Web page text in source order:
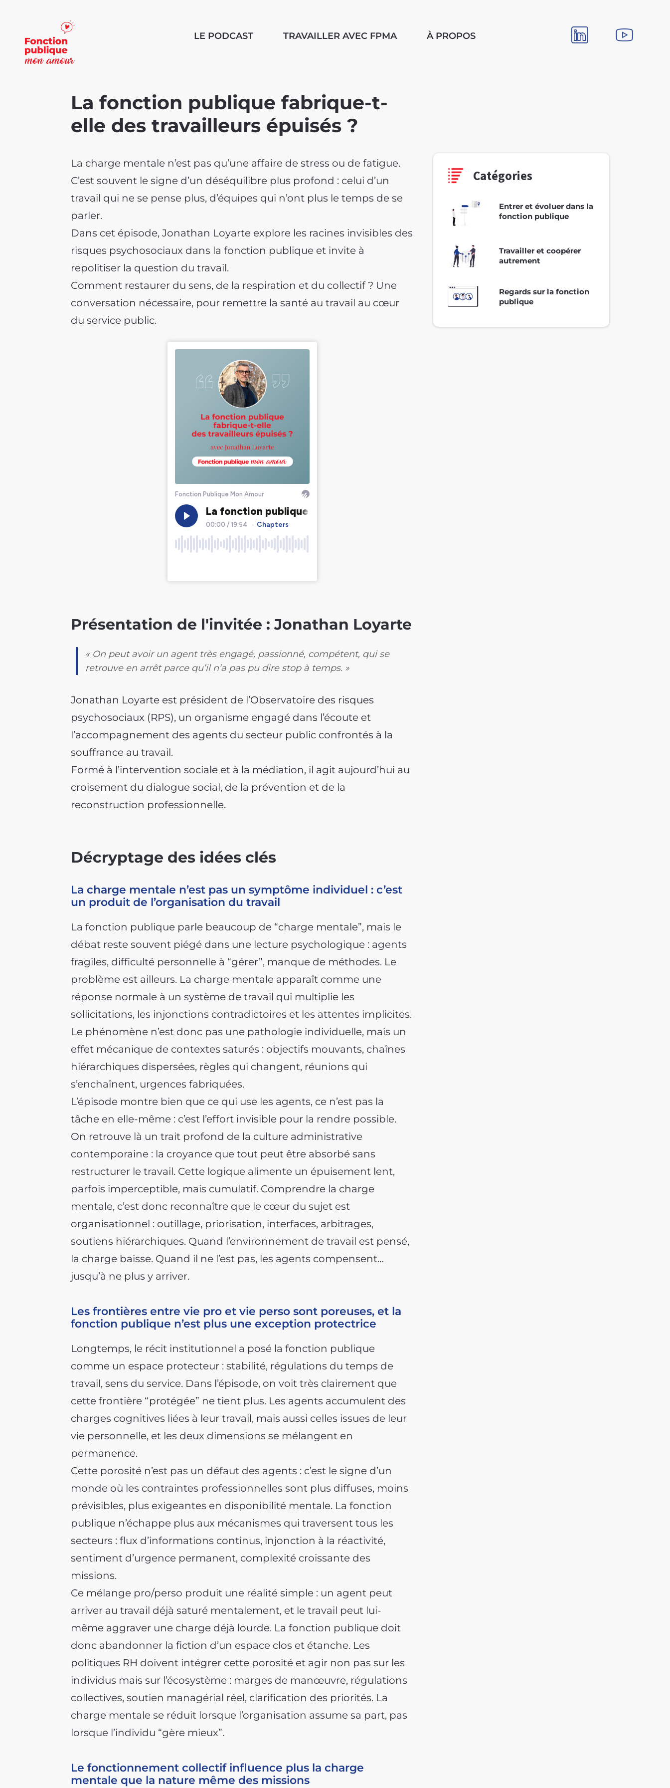
LE PODCAST TRAVAILLER AVEC FPMA À PROPOS
La fonction publique fabrique-t-
elle des travailleurs épuisés ?
La charge mentale n’est pas qu’une affaire de stress ou de fatigue.
C’est souvent le signe d’un déséquilibre plus profond : celui d’un
travail qui ne se pense plus, d’équipes qui n’ont plus le temps de se
parler.
Dans cet épisode, Jonathan Loyarte explore les racines invisibles des
risques psychosociaux dans la fonction publique et invite à
repolitiser la question du travail.
Comment restaurer du sens, de la respiration et du collectif ? Une
conversation nécessaire, pour remettre la santé au travail au cœur
du service public.
Présentation de l'invitée : Jonathan Loyarte
« On peut avoir un agent très engagé, passionné, compétent, qui se
retrouve en arrêt parce qu’il n’a pas pu dire stop à temps. »
Jonathan Loyarte est président de l’Observatoire des risques
psychosociaux (RPS), un organisme engagé dans l’écoute et
l’accompagnement des agents du secteur public confrontés à la
souffrance au travail.
Formé à l’intervention sociale et à la médiation, il agit aujourd’hui au
croisement du dialogue social, de la prévention et de la
reconstruction professionnelle.
Décryptage des idées clés
La charge mentale n’est pas un symptôme individuel : c’est
un produit de l’organisation du travail
La fonction publique parle beaucoup de “charge mentale”, mais le
débat reste souvent piégé dans une lecture psychologique : agents
fragiles, difficulté personnelle à “gérer”, manque de méthodes. Le
problème est ailleurs. La charge mentale apparaît comme une
réponse normale à un système de travail qui multiplie les
sollicitations, les injonctions contradictoires et les attentes implicites.
Le phénomène n’est donc pas une pathologie individuelle, mais un
effet mécanique de contextes saturés : objectifs mouvants, chaînes
hiérarchiques dispersées, règles qui changent, réunions qui
s’enchaînent, urgences fabriquées.
L’épisode montre bien que ce qui use les agents, ce n’est pas la
tâche en elle-même : c’est l’effort invisible pour la rendre possible.
On retrouve là un trait profond de la culture administrative
contemporaine : la croyance que tout peut être absorbé sans
restructurer le travail. Cette logique alimente un épuisement lent,
parfois imperceptible, mais cumulatif. Comprendre la charge
mentale, c’est donc reconnaître que le cœur du sujet est
organisationnel : outillage, priorisation, interfaces, arbitrages,
soutiens hiérarchiques. Quand l’environnement de travail est pensé,
la charge baisse. Quand il ne l’est pas, les agents compensent…
jusqu’à ne plus y arriver.
Les frontières entre vie pro et vie perso sont poreuses, et la
fonction publique n’est plus une exception protectrice
Longtemps, le récit institutionnel a posé la fonction publique
comme un espace protecteur : stabilité, régulations du temps de
travail, sens du service. Dans l’épisode, on voit très clairement que
cette frontière “protégée” ne tient plus. Les agents accumulent des
charges cognitives liées à leur travail, mais aussi celles issues de leur
vie personnelle, et les deux dimensions se mélangent en
permanence.
Cette porosité n’est pas un défaut des agents : c’est le signe d’un
monde où les contraintes professionnelles sont plus diffuses, moins
prévisibles, plus exigeantes en disponibilité mentale. La fonction
publique n’échappe plus aux mécanismes qui traversent tous les
secteurs : flux d’informations continus, injonction à la réactivité,
sentiment d’urgence permanent, complexité croissante des
missions.
Ce mélange pro/perso produit une réalité simple : un agent peut
arriver au travail déjà saturé mentalement, et le travail peut lui-
même aggraver une charge déjà lourde. La fonction publique doit
donc abandonner la fiction d’un espace clos et étanche. Les
politiques RH doivent intégrer cette porosité et agir non pas sur les
individus mais sur l’écosystème : marges de manœuvre, régulations
collectives, soutien managérial réel, clarification des priorités. La
charge mentale se réduit lorsque l’organisation assume sa part, pas
lorsque l’individu “gère mieux”.
Le fonctionnement collectif influence plus la charge
mentale que la nature même des missions
Catégories
Entrer et évoluer dans la
fonction publique
Travailler et coopérer
autrement
Regards sur la fonction
publique